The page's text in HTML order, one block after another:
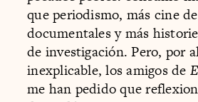
que periodismo, más cine
documentales y más
de investigación. Pero, por
inexplicable, los amigos de
me han pedido que